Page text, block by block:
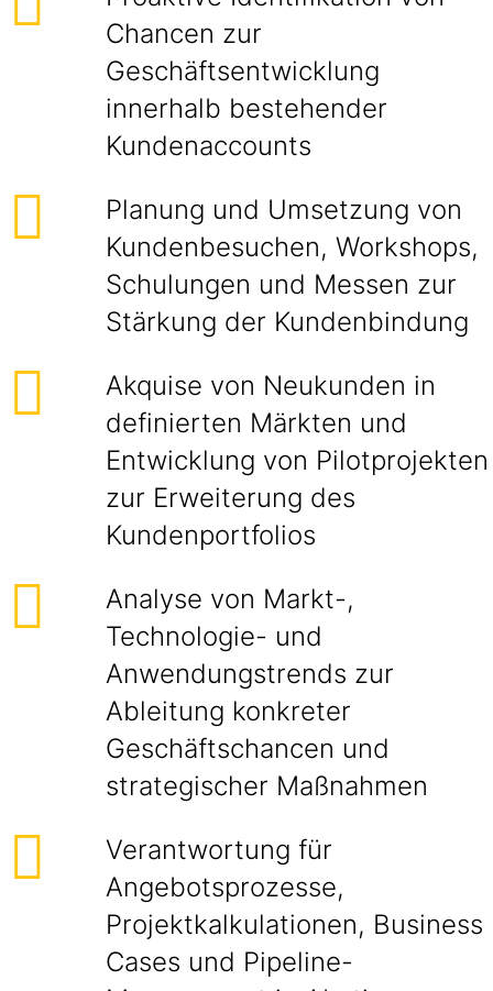
Chancen zur
Geschäftsentwicklung
innerhalb bestehender
Kundenaccounts
Planung und Umsetzung von
Kundenbesuchen, Workshops,
Schulungen und Messen zur
Stärkung der Kundenbindung
Akquise von Neukunden in
definierten Märkten und
Entwicklung von Pilotprojekten
zur Erweiterung des
Kundenportfolios
Analyse von Markt-,
Technologie- und
Anwendungstrends zur
Ableitung konkreter
Geschäftschancen und
strategischer Maßnahmen
Verantwortung für
Angebotsprozesse,
Projektkalkulationen, Business
Cases und Pipeline-